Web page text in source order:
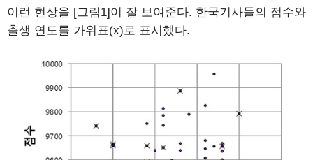
이런 현상을 [그림1]이 잘 보여준다. 한국기사들의 점수와
출생 연도를 가위표(x)로 표시했다.